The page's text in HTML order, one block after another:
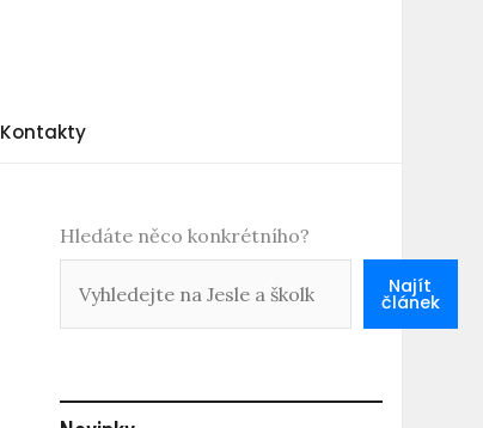
Kontakty
Hledáte něco konkrétního?
Najít
článek